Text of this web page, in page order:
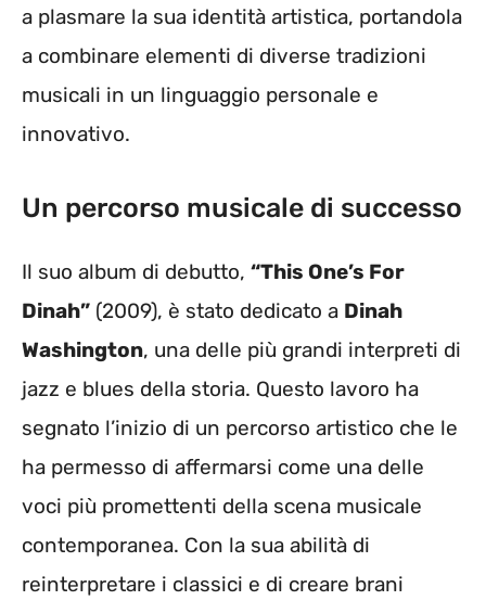
a plasmare la sua identità artistica, portandola
a combinare elementi di diverse tradizioni
musicali in un linguaggio personale e
innovativo.
Un percorso musicale di successo
Il suo album di debutto, “This One’s For
Dinah” (2009), è stato dedicato a Dinah
Washington, una delle più grandi interpreti di
jazz e blues della storia. Questo lavoro ha
segnato l’inizio di un percorso artistico che le
ha permesso di affermarsi come una delle
voci più promettenti della scena musicale
contemporanea. Con la sua abilità di
reinterpretare i classici e di creare brani